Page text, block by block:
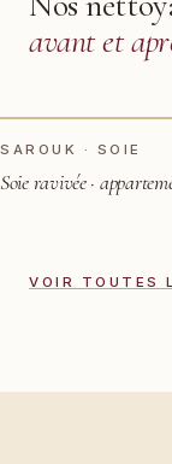
avant et
AVANT
SAROUK · SOIE
Soie ravivée ·
VOIR TOUTES